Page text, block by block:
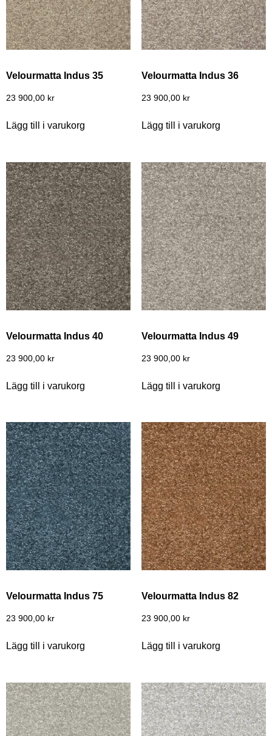
Velourmatta Indus 35
23 900,00 kr
Lägg till i varukorg
Velourmatta Indus 36
23 900,00 kr
Lägg till i varukorg
Velourmatta Indus 40
23 900,00 kr
Lägg till i varukorg
Velourmatta Indus 49
23 900,00 kr
Lägg till i varukorg
Velourmatta Indus 75
23 900,00 kr
Lägg till i varukorg
Velourmatta Indus 82
23 900,00 kr
Lägg till i varukorg